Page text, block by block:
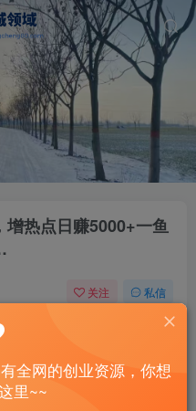
热点日赚5000+一鱼
关注 私信
最爆热点黑神话悟空游戏，增热点日赚5000+一鱼多吃多种变现方式！可立…
已售 15
全网的创业资源，你想
里~~